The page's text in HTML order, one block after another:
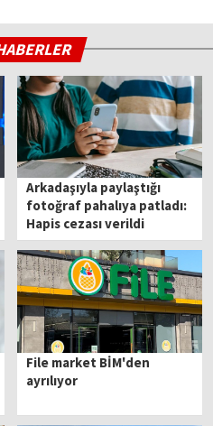
Arkadaşıyla paylaştığı
fotoğraf pahalıya patladı:
Hapis cezası verildi
File market BİM'den
ayrılıyor